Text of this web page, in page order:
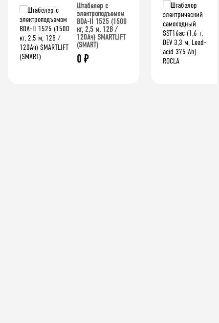
Штабелер с
электроподъемом
BDA-II 1525 (1500
кг, 2,5 м, 12В /
120Ач) SMARTLIFT
(SMART)
0 ₽